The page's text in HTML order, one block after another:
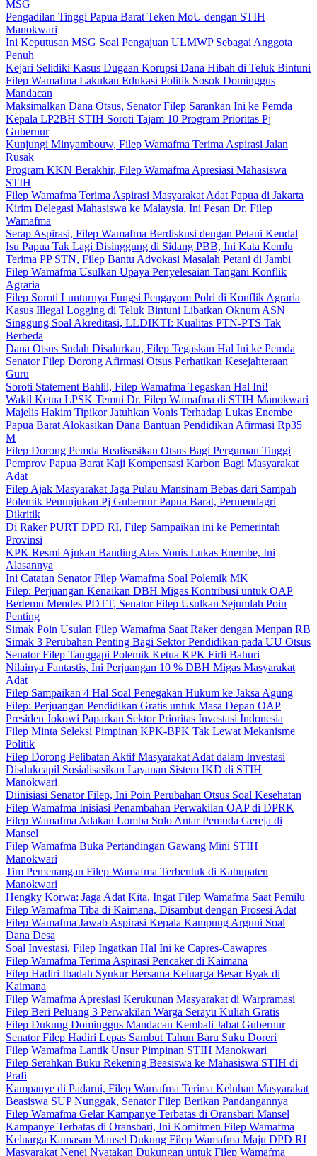
MSG
Pengadilan Tinggi Papua Barat Teken MoU dengan STIH
Manokwari
Ini Keputusan MSG Soal Pengajuan ULMWP Sebagai Anggota
Penuh
Kejari Selidiki Kasus Dugaan Korupsi Dana Hibah di Teluk Bintuni
Filep Wamafma Lakukan Edukasi Politik Sosok Dominggus
Mandacan
Maksimalkan Dana Otsus, Senator Filep Sarankan Ini ke Pemda
Kepala LP2BH STIH Soroti Tajam 10 Program Prioritas Pj
Gubernur
Kunjungi Minyambouw, Filep Wamafma Terima Aspirasi Jalan
Rusak
Program KKN Berakhir, Filep Wamafma Apresiasi Mahasiswa
STIH
Filep Wamafma Terima Aspirasi Masyarakat Adat Papua di Jakarta
Kirim Delegasi Mahasiswa ke Malaysia, Ini Pesan Dr. Filep
Wamafma
Serap Aspirasi, Filep Wamafma Berdiskusi dengan Petani Kendal
Isu Papua Tak Lagi Disinggung di Sidang PBB, Ini Kata Kemlu
Terima PP STN, Filep Bantu Advokasi Masalah Petani di Jambi
Filep Wamafma Usulkan Upaya Penyelesaian Tangani Konflik
Agraria
Filep Soroti Lunturnya Fungsi Pengayom Polri di Konflik Agraria
Kasus Illegal Logging di Teluk Bintuni Libatkan Oknum ASN
Singgung Soal Akreditasi, LLDIKTI: Kualitas PTN-PTS Tak
Berbeda
Dana Otsus Sudah Disalurkan, Filep Tegaskan Hal Ini ke Pemda
Senator Filep Dorong Afirmasi Otsus Perhatikan Kesejahteraan
Guru
Soroti Statement Bahlil, Filep Wamafma Tegaskan Hal Ini!
Wakil Ketua LPSK Temui Dr. Filep Wamafma di STIH Manokwari
Majelis Hakim Tipikor Jatuhkan Vonis Terhadap Lukas Enembe
Papua Barat Alokasikan Dana Bantuan Pendidikan Afirmasi Rp35
M
Filep Dorong Pemda Realisasikan Otsus Bagi Perguruan Tinggi
Pemprov Papua Barat Kaji Kompensasi Karbon Bagi Masyarakat
Adat
Filep Ajak Masyarakat Jaga Pulau Mansinam Bebas dari Sampah
Polemik Penunjukan Pj Gubernur Papua Barat, Permendagri
Dikritik
Di Raker PURT DPD RI, Filep Sampaikan ini ke Pemerintah
Provinsi
KPK Resmi Ajukan Banding Atas Vonis Lukas Enembe, Ini
Alasannya
Ini Catatan Senator Filep Wamafma Soal Polemik MK
Filep: Perjuangan Kenaikan DBH Migas Kontribusi untuk OAP
Bertemu Mendes PDTT, Senator Filep Usulkan Sejumlah Poin
Penting
Simak Poin Usulan Filep Wamafma Saat Raker dengan Menpan RB
Simak 3 Perubahan Penting Bagi Sektor Pendidikan pada UU Otsus
Senator Filep Tanggapi Polemik Ketua KPK Firli Bahuri
Nilainya Fantastis, Ini Perjuangan 10 % DBH Migas Masyarakat
Adat
Filep Sampaikan 4 Hal Soal Penegakan Hukum ke Jaksa Agung
Filep: Perjuangan Pendidikan Gratis untuk Masa Depan OAP
Presiden Jokowi Paparkan Sektor Prioritas Investasi Indonesia
Filep Minta Seleksi Pimpinan KPK-BPK Tak Lewat Mekanisme
Politik
Filep Dorong Pelibatan Aktif Masyarakat Adat dalam Investasi
Disdukcapil Sosialisasikan Layanan Sistem IKD di STIH
Manokwari
Diinisiasi Senator Filep, Ini Poin Perubahan Otsus Soal Kesehatan
Filep Wamafma Inisiasi Penambahan Perwakilan OAP di DPRK
Filep Wamafma Adakan Lomba Solo Antar Pemuda Gereja di
Mansel
Filep Wamafma Buka Pertandingan Gawang Mini STIH
Manokwari
Tim Pemenangan Filep Wamafma Terbentuk di Kabupaten
Manokwari
Hengky Korwa: Jaga Adat Kita, Ingat Filep Wamafma Saat Pemilu
Filep Wamafma Tiba di Kaimana, Disambut dengan Prosesi Adat
Filep Wamafma Jawab Aspirasi Kepala Kampung Arguni Soal
Dana Desa
Soal Investasi, Filep Ingatkan Hal Ini ke Capres-Cawapres
Filep Wamafma Terima Aspirasi Pencaker di Kaimana
Filep Hadiri Ibadah Syukur Bersama Keluarga Besar Byak di
Kaimana
Filep Wamafma Apresiasi Kerukunan Masyarakat di Warpramasi
Filep Beri Peluang 3 Perwakilan Warga Serayu Kuliah Gratis
Filep Dukung Dominggus Mandacan Kembali Jabat Gubernur
Senator Filep Hadiri Lepas Sambut Tahun Baru Suku Doreri
Filep Wamafma Lantik Unsur Pimpinan STIH Manokwari
Filep Serahkan Buku Rekening Beasiswa ke Mahasiswa STIH di
Prafi
Kampanye di Padarni, Filep Wamafma Terima Keluhan Masyarakat
Beasiswa SUP Nunggak, Senator Filep Berikan Pandangannya
Filep Wamafma Gelar Kampanye Terbatas di Oransbari Mansel
Kampanye Terbatas di Oransbari, Ini Komitmen Filep Wamafma
Keluarga Kamasan Mansel Dukung Filep Wamafma Maju DPD RI
Masyarakat Nenei Nyatakan Dukungan untuk Filep Wamafma